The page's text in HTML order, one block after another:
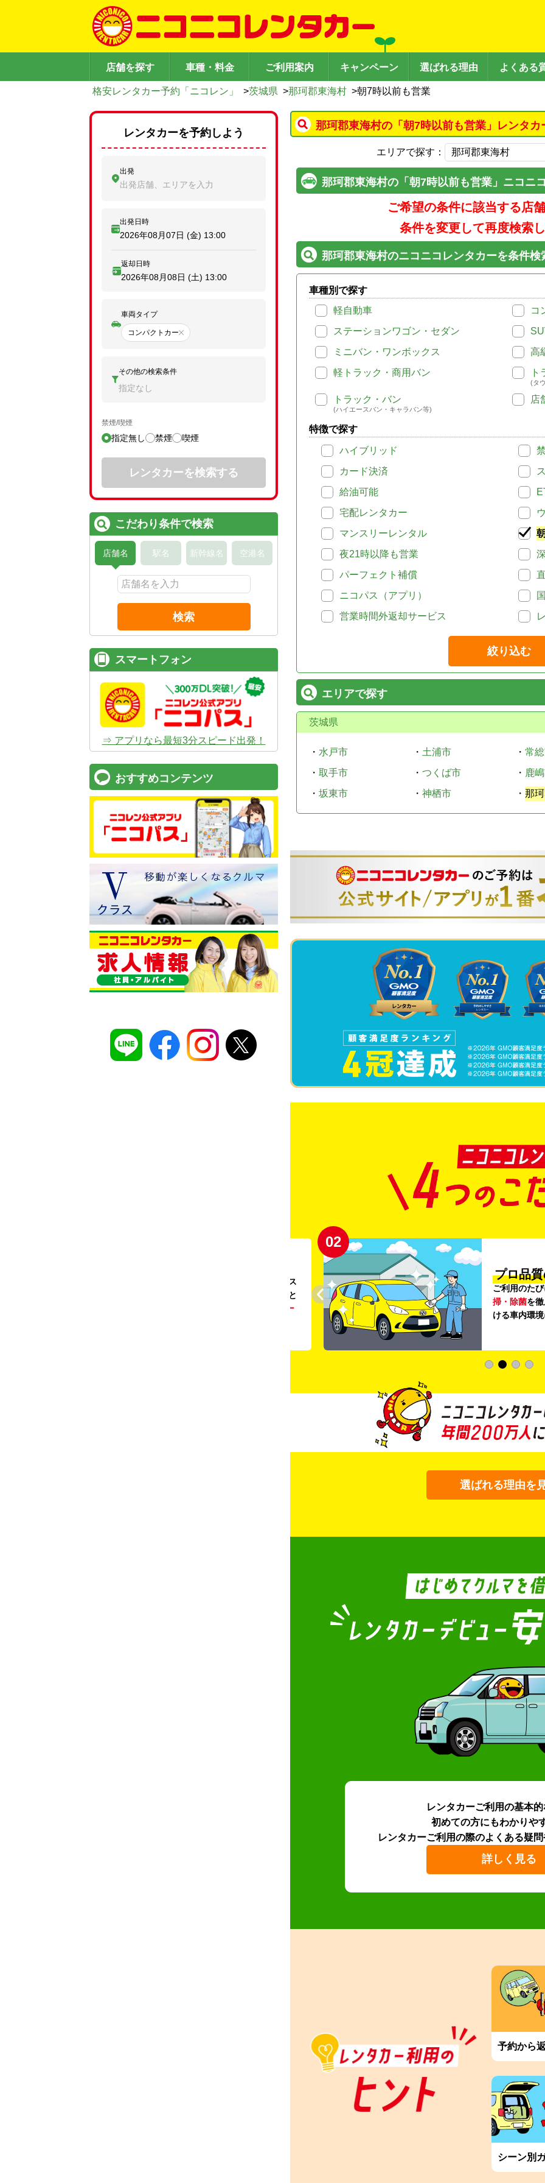
店舗を探す 車種・料金 ご利用案内 キャンペーン 選ばれる理由 よくある
格安レンタカー予約「ニコレン」 >茨城県 >那珂郡東海村 >朝7時以前も営業
那珂郡東海村の「朝7時以前も営業」レンタ
エリアで探す：
那珂郡東海村の「朝7時以前も営業」ニコニ
ご希望の条件に該当する店
条件を変更して再度検索
那珂郡東海村のニコニコレンタカーを条件検
車種別で探す
軽自動車
コ
ステーションワゴン・セダン
ミニバン・ワンボックス
高
軽トラック・商用バン
ト
(タ
トラック・バン
(ハイエースバン・キャラバン等)
店
特徴で探す
ハイブリッド
カード決済
給油可能
宅配レンタカー
マンスリーレンタル
夜21時以降も営業
パーフェクト補償
ニコパス（アプリ）
営業時間外返却サービス
絞り込む
エリアで探す
茨城県
・ 水戸市 ・ 土浦市 ・ 常
・ 取手市 ・ つくば市 ・ 鹿
・ 坂東市 ・ 神栖市 ・ 那
。ガソリンス
タンドや整備工場の既存インフラを活用すること
リー
02
プロ品
ご利用のた
掃・除菌を
ける車内環
選ばれる理由を
レンタカーご利用の基本
初めての方にもわかりや
レンタカーご利用の際のよくある疑問
詳しく見る
予約から
シーン別
レンタカーを予約しよう
出発
出発店舗、エリアを入力
出発日時
2026年08月07日 (金) 13:00
返却日時
2026年08月08日 (土) 13:00
車両タイプ
コンパクトカー
その他の検索条件
指定なし
禁煙/喫煙
指定無し 禁煙 喫煙
レンタカーを検索する
こだわり条件で検索
店舗名 駅名 新幹線名 空港名
検索
スマートフォン
⇒ アプリなら最短3分スピード出発！
おすすめコンテンツ